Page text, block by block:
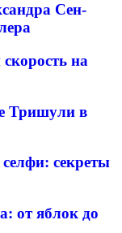
Сен-
на
Тришули в
секреты
от яблок до